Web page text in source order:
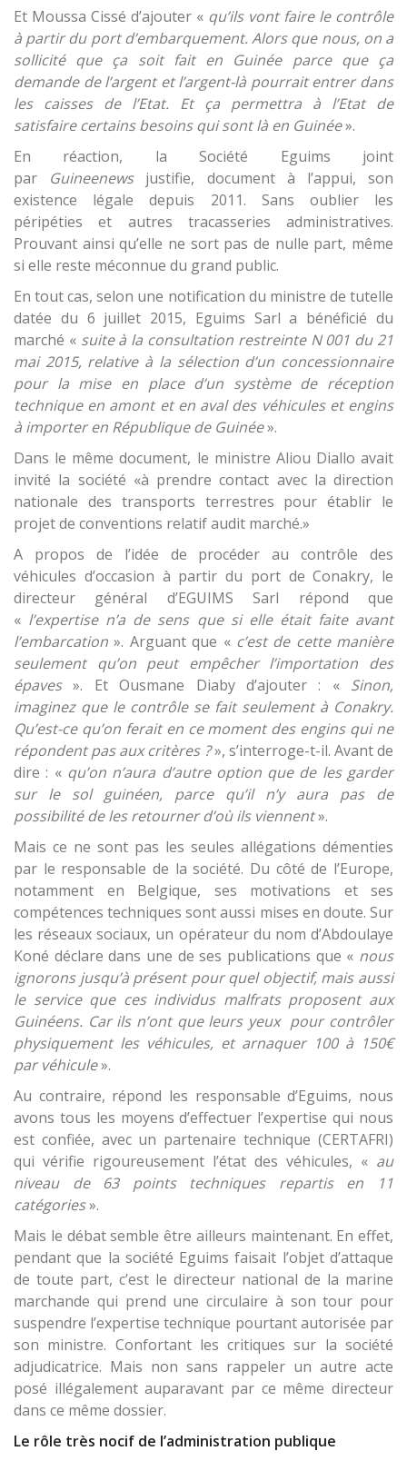
Et Moussa Cissé d’ajouter « qu’ils vont faire le contrôle
à partir du port d’embarquement. Alors que nous,on a
sollicité que ça soit fait en Guinée parce que ça
demande de l’argent et l’argent-là pourrait entrer dans
les caisses de l’Etat. Et ça permettra à l’Etat de
satisfaire certains besoins qui sont là en Guinée».
En réaction, la Société Eguims joint
par Guineenewsjustifie, document à l’appui, son
existence légale depuis 2011. Sans oublier les
péripéties et autres tracasseries administratives.
Prouvant ainsi qu’elle ne sort pas de nulle part, même
si elle reste méconnue du grand public.
En tout cas, selon une notification du ministre de tutelle
datée du 6 juillet 2015, Eguims Sarl a bénéficié du
marché « suite à la consultation restreinte N 001 du 21
mai 2015, relative à la sélection d’un concessionnaire
pour la mise en place d’un système de réception
technique en amont et en aval des véhicules et engins
à importer en République de Guinée».
Dans le même document, le ministre Aliou Diallo avait
invité la société «à prendre contact avec la direction
nationale des transports terrestres pour établir le
projet de conventions relatif audit marché.»
A propos de l’idée de procéder au contrôle des
véhicules d’occasion à partir du port de Conakry, le
directeur général d’EGUIMS Sarl répond que
« l’expertise n’a de sens que si elle était faite avant
l’embarcation ». Arguant que « c’est de cette manière
seulement qu’on peut empêcher l’importation des
épaves». Et Ousmane Diaby d’ajouter : « Sinon,
imaginez que le contrôle se fait seulement à Conakry.
Qu’est-ce qu’on ferait en ce moment des engins qui ne
répondent pas aux critères ?», s’interroge-t-il. Avant de
dire : « qu’on n’aura d’autre option que de les garder
sur le sol guinéen, parce qu’il n’y aura pas de
possibilitédeles retourner d’où ils viennent».
Mais ce ne sont pas les seules allégations démenties
par le responsable de la société. Du côté de l’Europe,
notamment en Belgique, ses motivations et ses
compétences techniques sont aussi mises en doute. Sur
les réseaux sociaux, un opérateur du nom d’Abdoulaye
Koné déclare dans une de ses publications que « nous
ignorons jusqu’à présent pour quel objectif, mais aussi
le service que ces individus malfrats proposent aux
Guinéens. Car ils n’ont que leurs yeux pour contrôler
physiquement les véhicules, et arnaquer 100 à 150€
par véhicule».
Au contraire, répond les responsable d’Eguims, nous
avons tous les moyens d’effectuer l’expertise qui nous
est confiée, avec un partenaire technique (CERTAFRI)
qui vérifie rigoureusement l’état des véhicules, « au
niveau
de 63 points techniques repartis en 11
catégories».
Mais le débat semble être ailleurs maintenant. En effet,
pendant que la société Eguims faisait l’objet d’attaque
de toute part, c’est le directeur national de la marine
marchande qui prend une circulaire à son tour pour
suspendre l’expertise technique pourtant autorisée par
son ministre. Confortant les critiques sur la société
adjudicatrice. Mais non sans rappeler un autre acte
posé illégalement auparavant par ce même directeur
dans ce même dossier.
Le rôle très nocif de l’administration publique